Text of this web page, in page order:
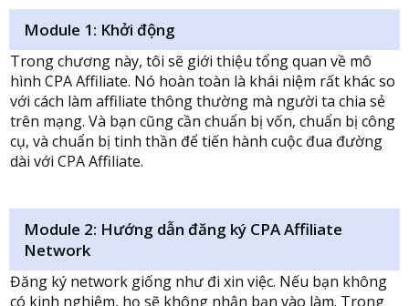
Module 1: Khởi động
Trong chương này, tôi sẽ giới thiệu tổng quan về mô
hình CPA Affiliate. Nó hoàn toàn là khái niệm rất khác so
với cách làm affiliate thông thường mà người ta chia sẻ
trên mạng. Và bạn cũng cần chuẩn bị vốn, chuẩn bị công
cụ, và chuẩn bị tinh thần để tiến hành cuộc đua đường
dài với CPA Affiliate.
Module 2: Hướng dẫn đăng ký CPA Affiliate
Network
Đăng ký network giống như đi xin việc. Nếu bạn không
có kinh nghiệm, họ sẽ không nhận bạn vào làm. Trong